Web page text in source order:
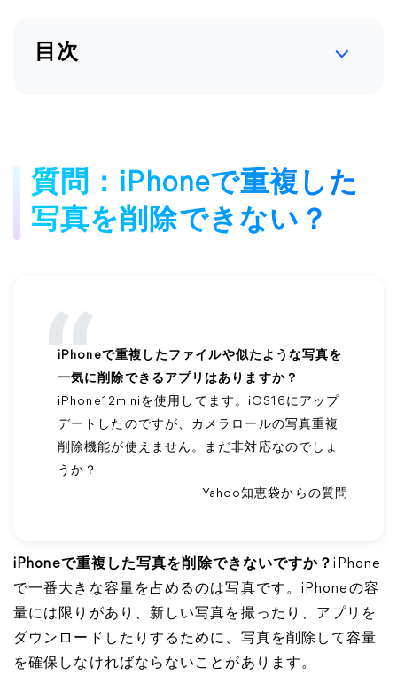
目次
質問：iPhoneで重複した
写真を削除できない？
iPhoneで重複したファイルや似たような写真を
一気に削除できるアプリはありますか？
iPhone12miniを使用してます。iOS16にアップ
デートしたのですが、カメラロールの写真重複
削除機能が使えません。まだ非対応なのでしょ
うか？
- Yahoo知恵袋からの質問
iPhoneで重複した写真を削除できないですか？iPhone
で一番大きな容量を占めるのは写真です。iPhoneの容
量には限りがあり、新しい写真を撮ったり、アプリを
ダウンロードしたりするために、写真を削除して容量
を確保しなければならないことがあります。